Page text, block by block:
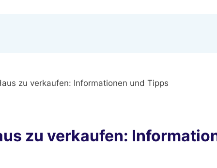
zu verkaufen: Informationen und Tipps
zu verkaufen: